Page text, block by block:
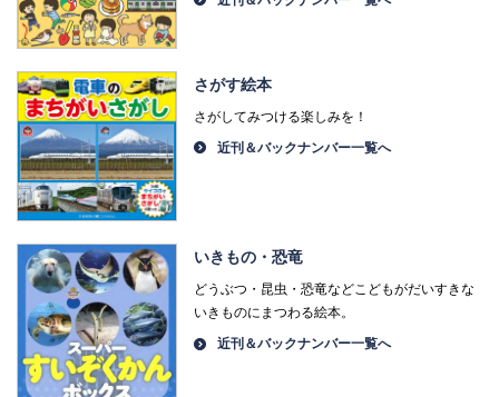
さがす絵本
さがしてみつける楽しみを！
近刊＆バックナンバー一覧へ
いきもの・恐竜
どうぶつ・昆虫・恐竜などこどもがだいすきな
いきものにまつわる絵本。
近刊＆バックナンバー一覧へ